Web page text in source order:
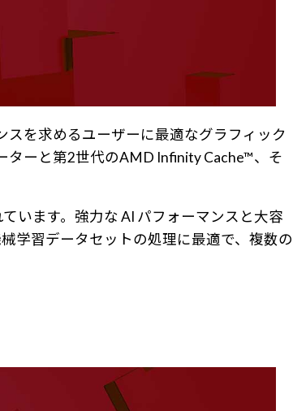
スを求めるユーザーに最適なグラフィック
ターと第2世代のAMD Infinity Cache™、そ
います。強力な AI パフォーマンスと大容
学習データセットの処理に最適で、複数の